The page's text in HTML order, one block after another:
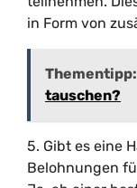
in Form von
Thementipp:
tauschen?
5. Gibt es eine
Belohnungen